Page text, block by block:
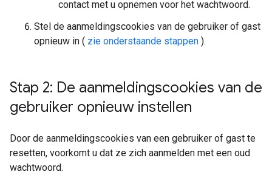
contact met u opnemen voor het wachtwoord.
Stel de aanmeldingscookies van de gebruiker of gast
opnieuw in ( zie onderstaande stappen ).
Stap 2: De aanmeldingscookies van de
gebruiker opnieuw instellen
Door de aanmeldingscookies van een gebruiker of gast te
resetten, voorkomt u dat ze zich aanmelden met een oud
wachtwoord.